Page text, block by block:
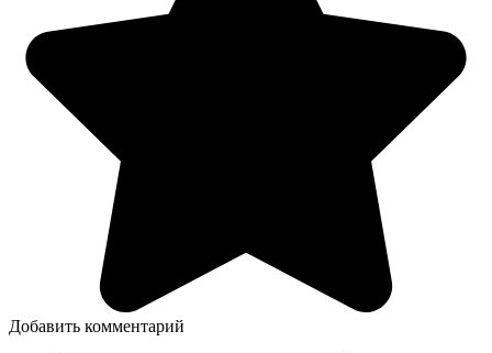
Добавить комментарий